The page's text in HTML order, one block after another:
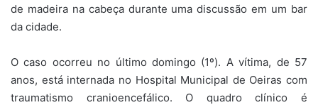
de madeira na cabeça durante uma discussão em um bar
da cidade.
O caso ocorreu no último domingo (1º). A vítima, de 57
anos, está internada no Hospital Municipal de Oeiras com
traumatismo cranioencefálico. O quadro clínico é